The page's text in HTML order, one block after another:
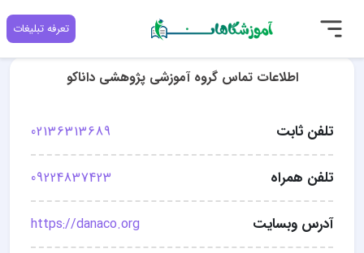
تعرفه تبلیغات
اطلاعات تماس گروه آموزشی پژوهشی داناکو
تلفن ثابت 02136313689
تلفن همراه 09224837423
آدرس وبسایت https://danaco.org